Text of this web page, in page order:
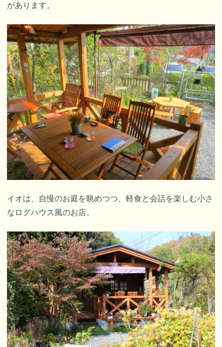
があります。
イオは、自慢のお庭を眺めつつ、軽食と会話を楽しむ小さ
なログハウス風のお店。